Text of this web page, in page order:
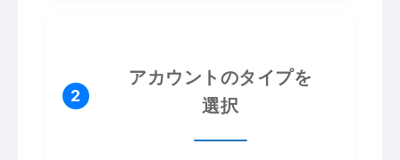
2
アカウントのタイプを
選択